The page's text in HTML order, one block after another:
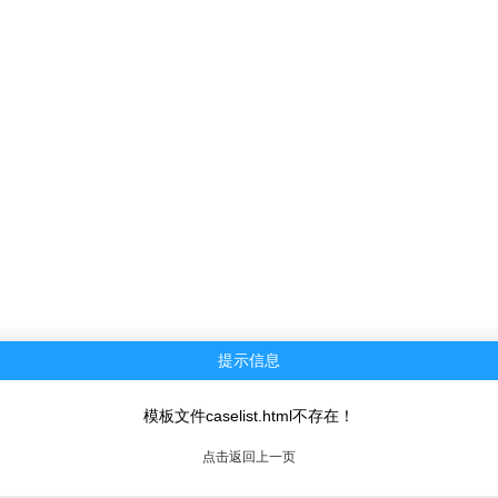
提示信息
模板文件caselist.html不存在！
点击返回上一页